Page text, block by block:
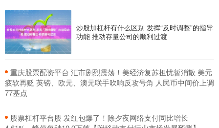
炒股加杠杆有什么区别 发挥“及时调整”的指导
功能 推动存量公司的顺利过渡
​重庆股票配资平台 汇市剧烈震荡！美经济复苏担忧暂消散 美元
疲软再贬 英镑、欧元、澳元联手吹响反攻号角 人民币中间价上调
77基点
​股票杠杆平台股 发红包爆了！除夕夜网络支付同比增长